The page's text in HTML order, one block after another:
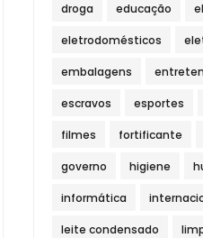
droga educação
eletrodomésticos
embalagens
escravos esportes
filmes fortificante
governo higiene
informática
leite condensado